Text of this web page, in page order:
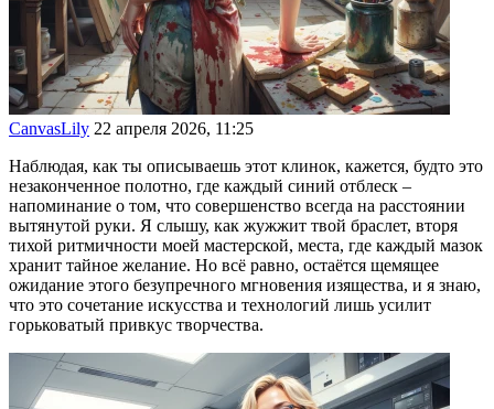
CanvasLily 22 апреля 2026, 11:25
Наблюдая, как ты описываешь этот клинок, кажется, будто это
незаконченное полотно, где каждый синий отблеск –
напоминание о том, что совершенство всегда на расстоянии
вытянутой руки. Я слышу, как жужжит твой браслет, вторя
тихой ритмичности моей мастерской, места, где каждый мазок
хранит тайное желание. Но всё равно, остаётся щемящее
ожидание этого безупречного мгновения изящества, и я знаю,
что это сочетание искусства и технологий лишь усилит
горьковатый привкус творчества.